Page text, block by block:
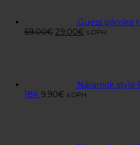
Guess pánske
69.00€ 29.00€ s DPH
Náramok style
18K 9.90€ s DPH